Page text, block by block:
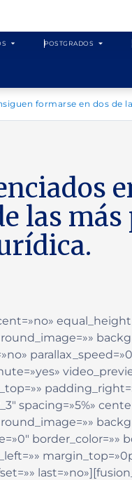
POSTGRADOS
formarse en dos de
las
spacing=»5%»
border_color=»»